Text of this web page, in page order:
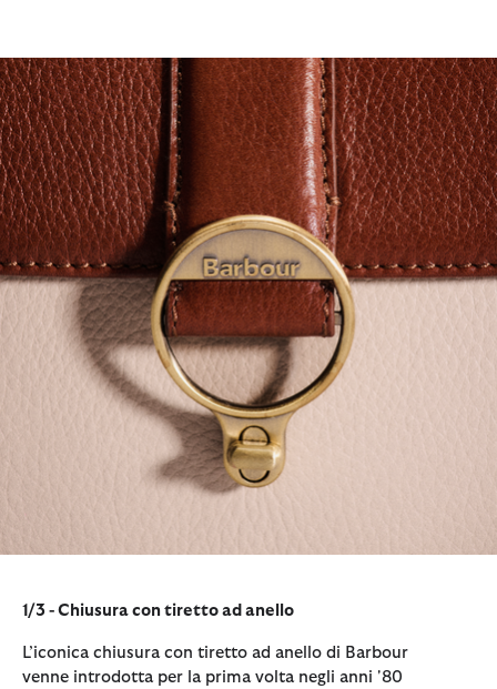
1/3 - Chiusura con tiretto ad anello
L’iconica chiusura con tiretto ad anello di Barbour
venne introdotta per la prima volta negli anni '80